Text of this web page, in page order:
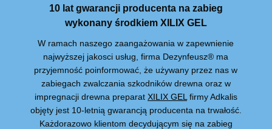
10 lat gwarancji producenta na zabieg
wykonany środkiem XILIX GEL
W ramach naszego zaangażowania w zapewnienie
najwyższej jakosci usług, firma Dezynfeusz® ma
przyjemność poinformować, że używany przez nas w
zabiegach zwalczania szkodników drewna oraz w
impregnacji drewna preparat XILIX GEL firmy Adkalis
objęty jest 10-letnią gwarancją producenta na trwałość.
Każdorazowo klientom decydującym się na zabieg